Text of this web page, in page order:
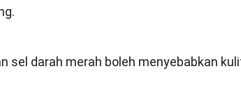
sel darah merah boleh menyebabkan